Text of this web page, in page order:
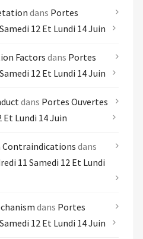
dans Portes
12 Et Lundi 14 Juin
Factors dans Portes
12 Et Lundi 14 Juin
dans Portes Ouvertes
Et Lundi 14 Juin
dans
11 Samedi 12 Et Lundi
dans Portes
12 Et Lundi 14 Juin